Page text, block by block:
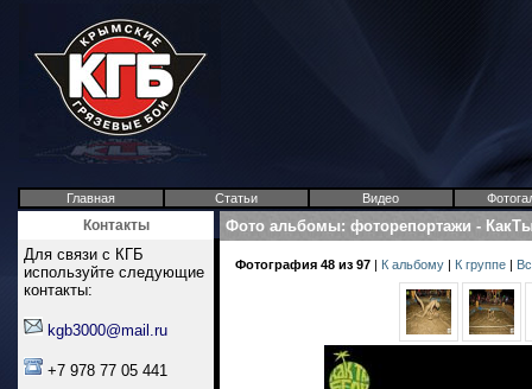
Главная Статьи Видео
Контакты
Для связи с КГБ
используйте следующие
контакты:
kgb3000@mail.ru
+7 978 77 05 441
Фото альбомы: фоторепортажи -
Фотография 48 из 97 | К альбому | К группе |